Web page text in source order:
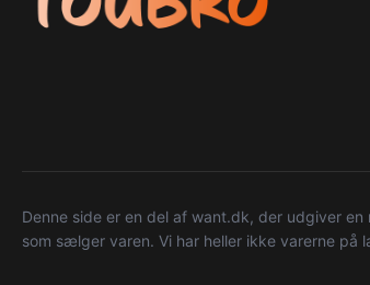
Denne side er en del af want.dk, der udgiver
som sælger varen. Vi har heller ikke varerne på